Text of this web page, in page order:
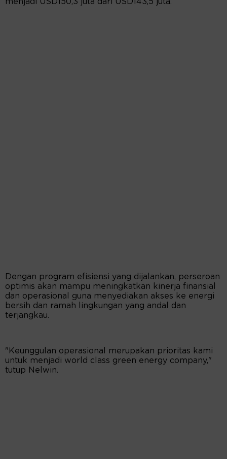
Dengan program efisiensi yang dijalankan, perseroan
optimis akan mampu meningkatkan kinerja finansial
dan operasional guna menyediakan akses ke energi
bersih dan ramah lingkungan yang andal dan
terjangkau.
"Keunggulan operasional merupakan prioritas kami
untuk menjadi world class green energy company,"
tutup Nelwin.